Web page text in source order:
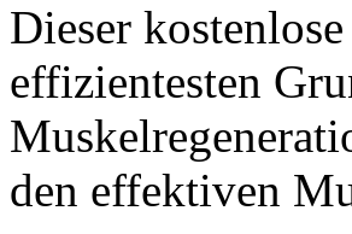
Dieser kostenlose
effizientesten
den effektiven